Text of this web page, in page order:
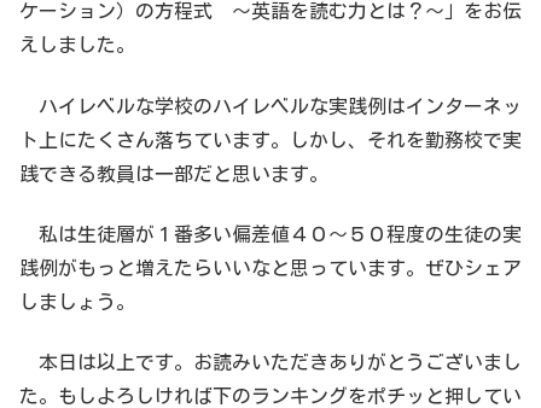
ケーション）の方程式 〜英語を読む力とは？〜」をお伝
えしました。
ハイレベルな学校のハイレベルな実践例はインターネッ
ト上にたくさん落ちています。しかし、それを勤務校で実
践できる教員は一部だと思います。
私は生徒層が１番多い偏差値４０〜５０程度の生徒の実
践例がもっと増えたらいいなと思っています。ぜひシェア
しましょう。
本日は以上です。お読みいただきありがとうございまし
た。もしよろしければ下のランキングをポチッと押してい